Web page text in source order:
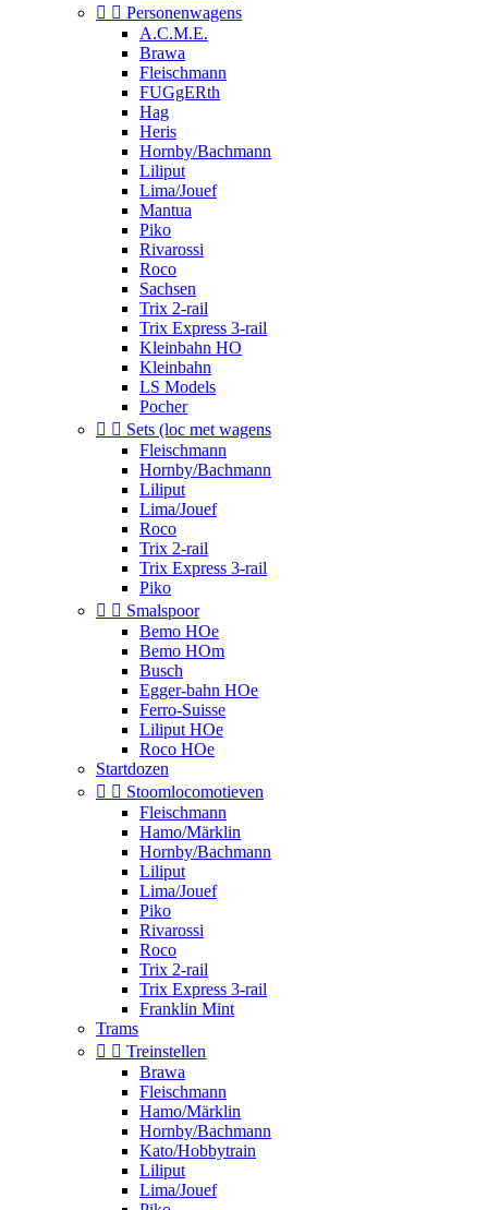
  Personenwagens
A.C.M.E.
Brawa
Fleischmann
FUGgERth
Hag
Heris
Hornby/Bachmann
Liliput
Lima/Jouef
Mantua
Piko
Rivarossi
Roco
Sachsen
Trix 2-rail
Trix Express 3-rail
Kleinbahn HO
Kleinbahn
LS Models
Pocher
  Sets (loc met wagens
Fleischmann
Hornby/Bachmann
Liliput
Lima/Jouef
Roco
Trix 2-rail
Trix Express 3-rail
Piko
  Smalspoor
Bemo HOe
Bemo HOm
Busch
Egger-bahn HOe
Ferro-Suisse
Liliput HOe
Roco HOe
Startdozen
  Stoomlocomotieven
Fleischmann
Hamo/Märklin
Hornby/Bachmann
Liliput
Lima/Jouef
Piko
Rivarossi
Roco
Trix 2-rail
Trix Express 3-rail
Franklin Mint
Trams
  Treinstellen
Brawa
Fleischmann
Hamo/Märklin
Hornby/Bachmann
Kato/Hobbytrain
Liliput
Lima/Jouef